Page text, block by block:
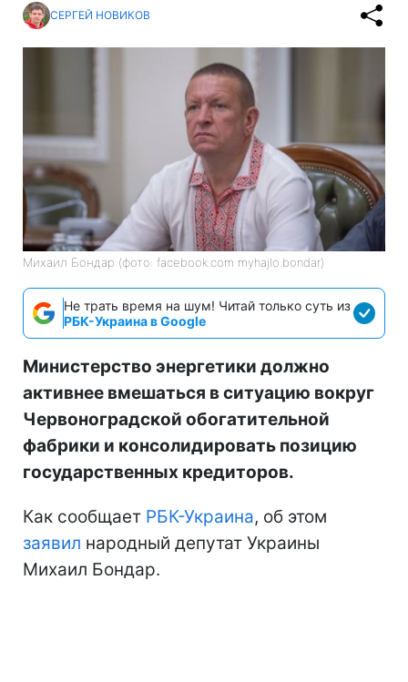
СЕРГЕЙ НОВИКОВ
Михаил Бондар (фото: facebook.com myhajlo.bondar)
Не трать время на шум! Читай только суть из
РБК-Украина в Google
Министерство энергетики должно
активнее вмешаться в ситуацию вокруг
Червоноградской обогатительной
фабрики и консолидировать позицию
государственных кредиторов.
Как сообщает РБК-Украина, об этом
заявил народный депутат Украины
Михаил Бондар.